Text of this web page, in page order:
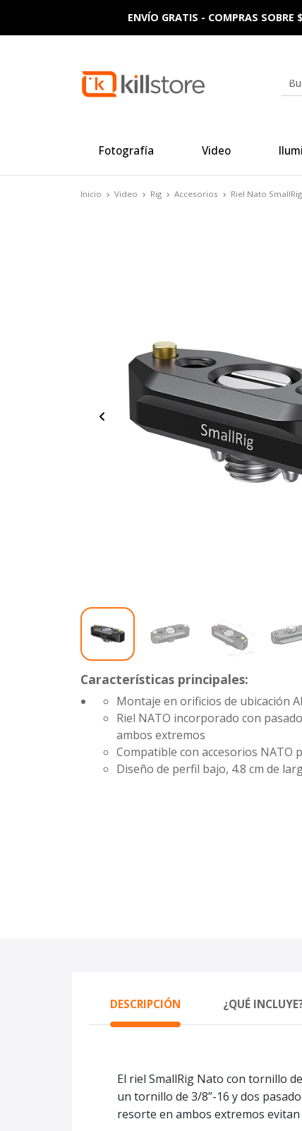
Fotografía Video
ENVÍO GRATIS - COMPRAS
Inicio Video Rig Accesorios Riel Nato
Características principales:
Montaje en orificios de ubicación
Riel NATO incorporado con
ambos extremos
Compatible con accesorios NATO
Diseño de perfil bajo, 4.8 cm de
DESCRIPCIÓN ¿QUÉ
El riel SmallRig Nato con tornillo
un tornillo de 3/8”-16 y dos
resorte en ambos extremos